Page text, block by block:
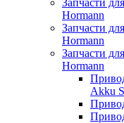
Запчасти
Hormann
Запчасти
Hormann
Запчасти
Hormann
Akku